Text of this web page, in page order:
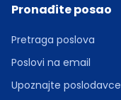
Pronađite posao
Pretraga poslova
Poslovi na email
Upoznajte poslodavce